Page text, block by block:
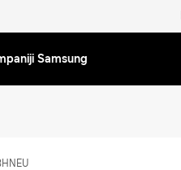
Samsung